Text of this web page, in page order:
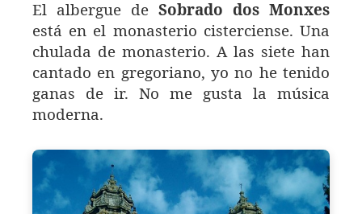
El albergue de Sobrado dos Monxes
está en el monasterio cisterciense. Una
chulada de monasterio. A las siete han
cantado en gregoriano, yo no he tenido
ganas de ir. No me gusta la música
moderna.